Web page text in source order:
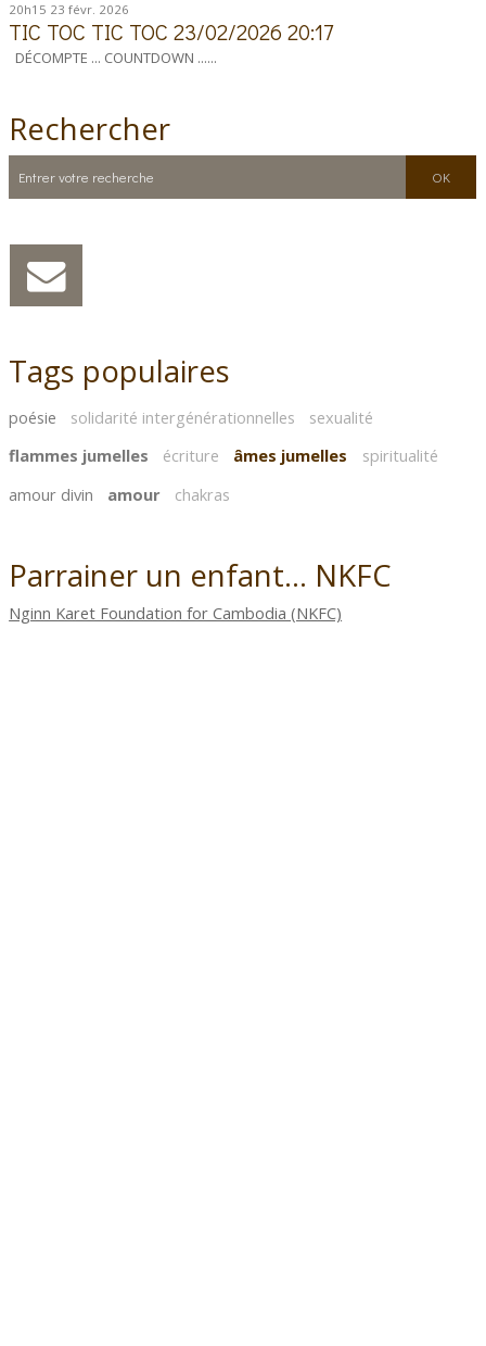
20h15 23 févr. 2026
TIC TOC TIC TOC 23/02/2026 20:17
DÉCOMPTE ... COUNTDOWN ......
Rechercher
Tags populaires
poésie solidarité intergénérationnelles
sexualité
flammes jumelles
écriture âmes jumelles
spiritualité
amour divin
amour chakras
Parrainer un enfant... NKFC
Nginn Karet Foundation for Cambodia (NKFC)